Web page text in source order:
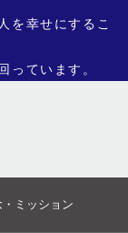
を幸せにするこ
っています。
・ミッション